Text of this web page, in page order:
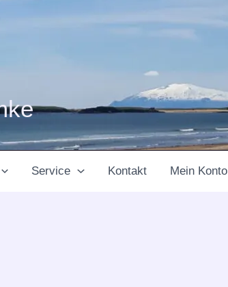
Service Kontakt Mein Konto